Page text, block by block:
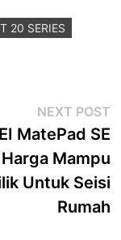
20 SERIES
NEXT POST
MatePad SE
Harga Mampu
Untuk Seisi
Rumah